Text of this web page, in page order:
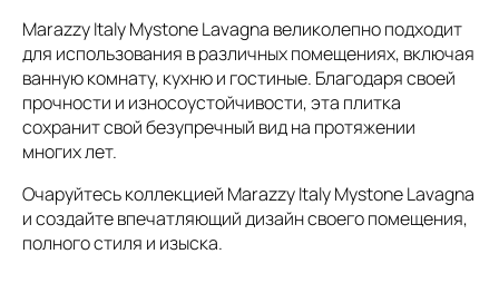
Marazzy Italy Mystone Lavagna великолепно подходит
для использования в различных помещениях, включая
ванную комнату, кухню и гостиные. Благодаря своей
прочности и износоустойчивости, эта плитка
сохранит свой безупречный вид на протяжении
многих лет.
Очаруйтесь коллекцией Marazzy Italy Mystone Lavagna
и создайте впечатляющий дизайн своего помещения,
полного стиля и изыска.